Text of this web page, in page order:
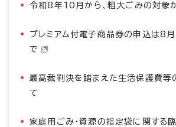
令和8年10月から、粗大ごみの対象
プレミアム付電子商品券の申込は8月
で
最高裁判決を踏まえた生活保護費等
て
家庭用ごみ・資源の指定袋に関する